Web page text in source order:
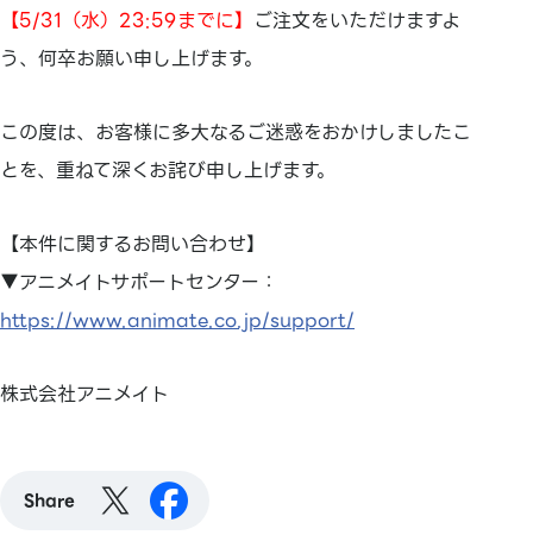
【5/31（水）23:59までに】 ご注文をいただけますよ
う、何卒お願い申し上げます。
この度は、お客様に多大なるご迷惑をおかけしましたこ
とを、重ねて深くお詫び申し上げます。
【本件に関するお問い合わせ】
▼アニメイトサポートセンター：
https://www.animate.co.jp/support/
株式会社アニメイト
Share